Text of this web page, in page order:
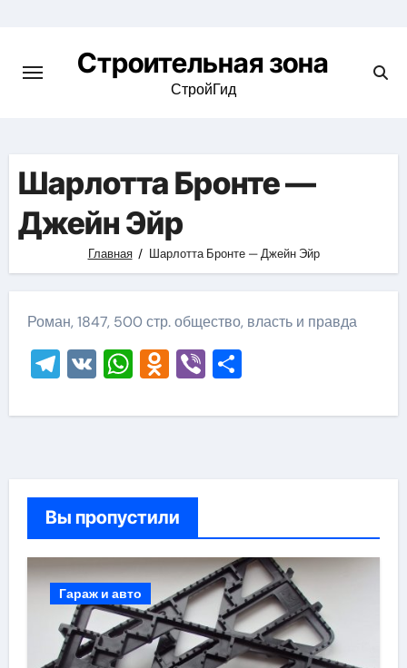
content
Строительная зона
СтройГид
Шарлотта Бронте —
Джейн Эйр
Главная Шарлотта Бронте — Джейн Эйр
Роман, 1847, 500 стр. общество, власть и правда
Telegram
VKWhatsApp
Odnoklassniki
ViberОтправить
Вы пропустили
Гараж и авто